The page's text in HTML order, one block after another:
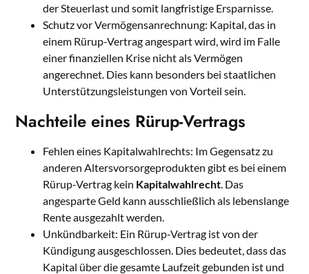
der Steuerlast und somit langfristige Ersparnisse.
Schutz vor Vermögensanrechnung: Kapital, das in
einem Rürup-Vertrag angespart wird, wird im Falle
einer finanziellen Krise nicht als Vermögen
angerechnet. Dies kann besonders bei staatlichen
Unterstützungsleistungen von Vorteil sein.
Nachteile eines Rürup-Vertrags
Fehlen eines Kapitalwahlrechts: Im Gegensatz zu
anderen Altersvorsorgeprodukten gibt es bei einem
Rürup-Vertrag kein Kapitalwahlrecht. Das
angesparte Geld kann ausschließlich als lebenslange
Rente ausgezahlt werden.
Unkündbarkeit: Ein Rürup-Vertrag ist von der
Kündigung ausgeschlossen. Dies bedeutet, dass das
Kapital über die gesamte Laufzeit gebunden ist und